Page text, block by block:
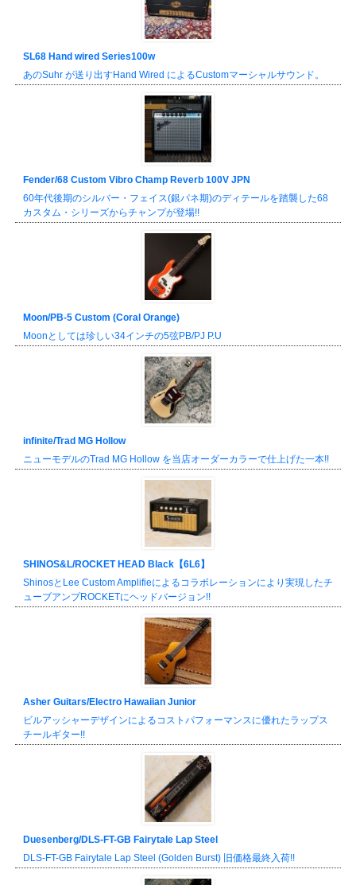
SL68 Hand wired Series100w
あのSuhr が送り出すHand Wired によるCustomマーシャルサウンド。
Fender/68 Custom Vibro Champ Reverb 100V JPN
60年代後期のシルバー・フェイス(銀パネ期)のディテールを踏襲した68
カスタム・シリーズからチャンプが登場!!
Moon/PB-5 Custom (Coral Orange)
Moonとしては珍しい34インチの5弦PB/PJ P.U
infinite/Trad MG Hollow
ニューモデルのTrad MG Hollow を当店オーダーカラーで仕上げた一本!!
SHINOS&L/ROCKET HEAD Black【6L6】
ShinosとLee Custom Amplifieによるコラボレーションにより実現したチ
ューブアンプROCKETにヘッドバージョン!!
Asher Guitars/Electro Hawaiian Junior
ビルアッシャーデザインによるコストパフォーマンスに優れたラップス
チールギター!!
Duesenberg/DLS-FT-GB Fairytale Lap Steel
DLS-FT-GB Fairytale Lap Steel (Golden Burst) 旧価格最終入荷!!